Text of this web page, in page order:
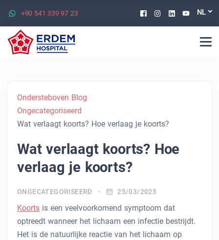
+90 541 339 97 23 Facebook
Instagram
Linkedin
NL
Ondersteboven Blog
Ongecategoriseerd
Wat verlaagt koorts? Hoe verlaag je koorts?
Wat verlaagt koorts? Hoe
verlaag je koorts?
ONGECATEGORISEERD 25/03/2025
Koorts is een veelvoorkomend symptoom dat
optreedt wanneer het lichaam een ​​infectie bestrijdt.
Het is de natuurlijke reactie van het lichaam op